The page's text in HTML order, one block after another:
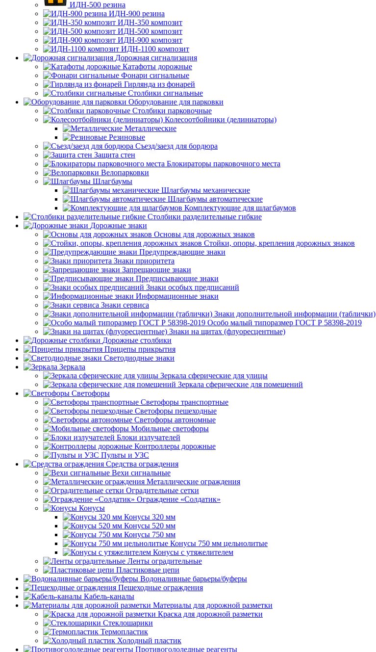
ИДН-500 резина
ИДН-900 резина
ИДН-350 композит
ИДН-500 композит
ИДН-900 композит
ИДН-1100 композит
Дорожная сигнализация
Катафоты дорожные
Фонари сигнальные
Гирлянда из фонарей
Столбики сигнальные
Оборудование для парковки
Столбики парковочные
Колесоотбойники (делиниаторы)
Металлические
Резиновые
Съезд/заезд для бордюра
Защита стен
Блокираторы парковочного места
Велопарковки
Шлагбаумы
Шлагбаумы механические
Шлагбаумы автоматические
Комплектующие для шлагбаумов
Столбики разделительные гибкие
Дорожные знаки
Основы для дорожных знаков
Стойки, опоры, крепления дорожных знаков
Предупреждающие знаки
Знаки приоритета
Запрещающие знаки
Предписывающие знаки
Знаки особых предписаний
Информационные знаки
Знаки сервиса
Знаки дополнительной информации (таблички)
Особо малый типоразмер ГОСТ Р 58398-2019
Знаки на щитах (флуоресцентные)
Дорожные столбики
Прицепы прикрытия
Светодиодные знаки
Зеркала
Зеркала сферические для улицы
Зеркала сферические для помещений
Светофоры
Светофоры транспортные
Светофоры пешеходные
Светофоры автономные
Мобильные светофоры
Блоки излучателей
Контроллеры дорожные
Пульты и УЗС
Средства ограждения
Вехи сигнальные
Металлические ограждения
Оградительные сетки
Ограждение «Солдатик»
Конусы
Конусы 320 мм
Конусы 520 мм
Конусы 750 мм
Конусы 750 мм цельнолитые
Конусы с утяжелителем
Ленты оградительные
Пластиковые цепи
Водоналивные барьеры/буферы
Пешеходные ограждения
Кабель-каналы
Материалы для дорожной разметки
Краска для дорожной разметки
Стеклошарики
Термопластик
Холодный пластик
Противогололедные реагенты